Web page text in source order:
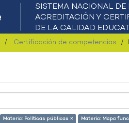
Certificación de competencias
Materia: Políticas públicas × Materia: Mapa